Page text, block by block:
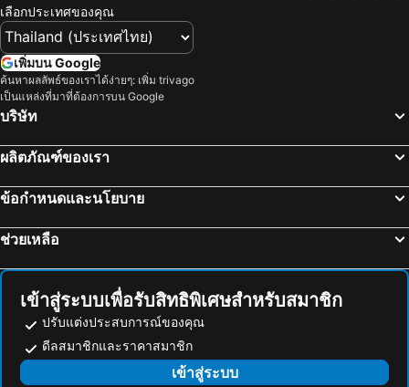
เลือกประเทศของคุณ
เพิ่มบน Google
ค้นหาผลลัพธ์ของเราได้ง่ายๆ: เพิ่ม trivago
เป็นแหล่งที่มาที่ต้องการบน Google
บริษัท
ผลิตภัณฑ์ของเรา
ข้อกำหนดและนโยบาย
ช่วยเหลือ
เข้าสู่ระบบเพื่อรับสิทธิพิเศษสำหรับสมาชิก
ปรับแต่งประสบการณ์ของคุณ
ดีลสมาชิกและราคาสมาชิก
เข้าสู่ระบบ